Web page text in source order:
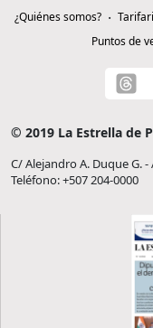
¿Quiénes somos?
Puntos de
© 2019 La Estrella de
C/ Alejandro A. Duque G.
Teléfono: +507 204-0000